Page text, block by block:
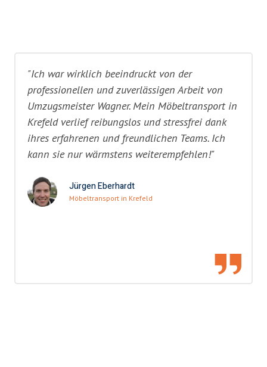
"Ich war wirklich beeindruckt von der
professionellen und zuverlässigen Arbeit von
Umzugsmeister Wagner. Mein Möbeltransport in
Krefeld verlief reibungslos und stressfrei dank
ihres erfahrenen und freundlichen Teams. Ich
kann sie nur wärmstens weiterempfehlen!"
Jürgen Eberhardt
Möbeltransport in Krefeld